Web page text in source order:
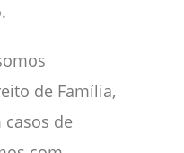
de Família,
de